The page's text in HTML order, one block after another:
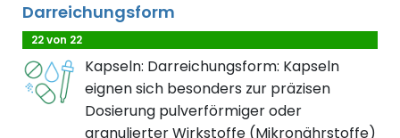
Darreichungsform
22 von 22
Kapseln: Darreichungsform: Kapseln
eignen sich besonders zur präzisen
Dosierung pulverförmiger oder
granulierter Wirkstoffe (Mikronährstoffe)